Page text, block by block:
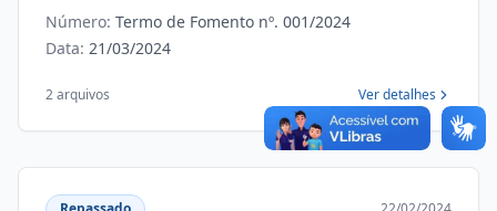
Número: Termo de Fomento nº. 001/2024
Data: 21/03/2024
2 arquivos Ver detalhes